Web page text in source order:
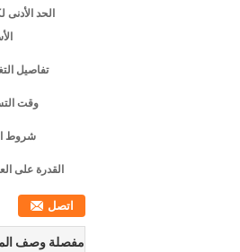
الحد الأدنى
تفاصيل
وقت
شروط
القدرة على
اتصل
مفصلة وصف